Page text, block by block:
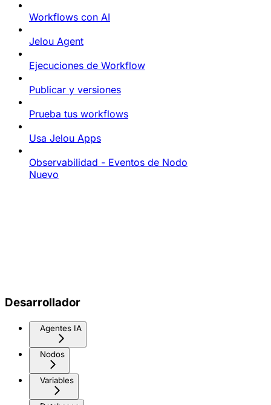
Workflows con AI
Jelou Agent
Ejecuciones de Workflow
Publicar y versiones
Prueba tus workflows
Usa Jelou Apps
Observabilidad - Eventos de Nodo
Nuevo
Desarrollador
Agentes IA
Nodos
Variables